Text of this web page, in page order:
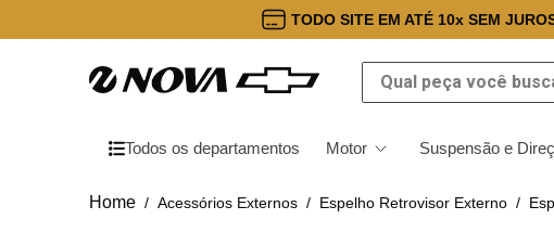
TODO SITE EM ATÉ 10x SEM
Qual peça você busca
Todos os departamentos Motor Suspensão e
Acessórios Externos Espelho Retrovisor Externo